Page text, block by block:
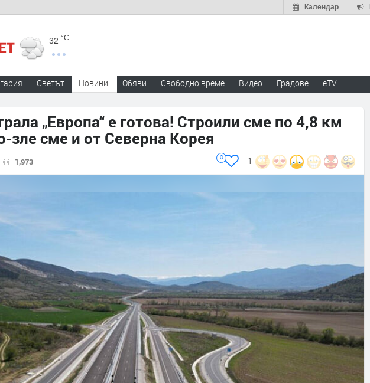
Календар
32 °C
Светът Новини Обяви Свободно време Видео Градове eTV
„Европа“ е готова! Строили сме по 4,8 км
зле сме и от Северна Корея
1,973 1
0